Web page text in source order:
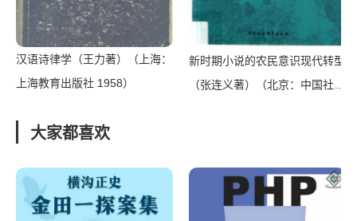
汉语诗律学（王力著）（上海：
上海教育出版社 1958）
新时期小说的农民意识现代转型
（张连义著）（北京：中国社会
大家都喜欢